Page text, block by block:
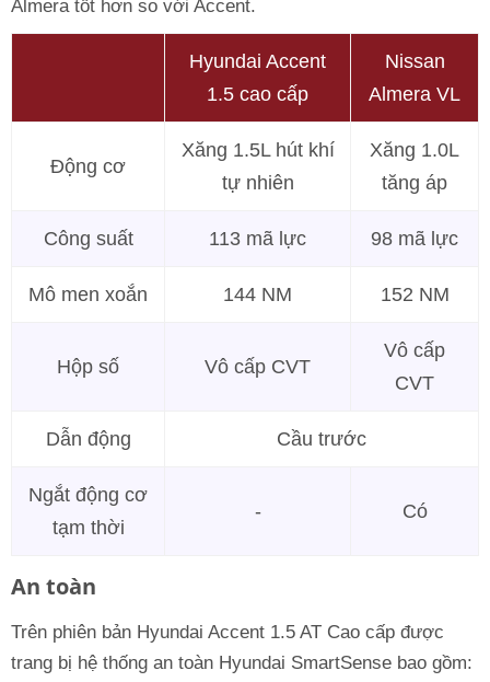
Almera tốt hơn so với Accent.
Hyundai Accent
1.5 cao cấp
Nissan
Almera VL
Động cơ
Xăng 1.5L hút khí
tự nhiên
Xăng 1.0L
tăng áp
Công suất 113 mã lực 98 mã lực
Mô men xoắn 144 NM 152 NM
Hộp số Vô cấp CVT
Vô cấp
CVT
Dẫn động Cầu trước
Ngắt động cơ
tạm thời
- Có
An toàn
Trên phiên bản Hyundai Accent 1.5 AT Cao cấp được
trang bị hệ thống an toàn Hyundai SmartSense bao gồm: